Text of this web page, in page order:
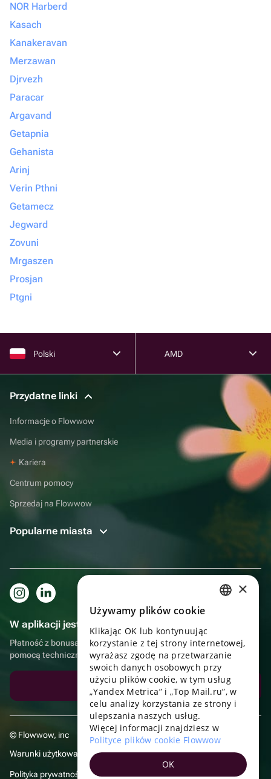
NOR Harberd
Kasach
Kanakeravan
Merzawan
Djrvezh
Paracar
Argavand
Getapnia
Gehanista
Arinj
Verin Pthni
Getamecz
Jegward
Zovuni
Mrgaszen
Prosjan
Ptgni
Polski AMD
Przydatne linki
Informacje o Flowwow
Media i programy partnerskie
Kariera
Centrum pomocy
Sprzedaj na Flowwow
Popularne miasta
W aplikacji jest to jeszcze wygodniejsze!
Płatność z bonusami, samodzielna dostawa, wygodny czat z
pomocą techniczną
Pobierz aplikację
© Flowwow, inc
Warunki użytkowania
Polityka prywatności
UKRAINIAN
PORTUGUESE
SPANISH
TURKISH
×
Używamy plików cookie
Klikając OK lub kontynuując
korzystanie z tej strony internetowej,
wyrażasz zgodę na przetwarzanie
swoich danych osobowych przy
użyciu plików cookie, w tym usług
„Yandex Metrica” i „Top Mail.ru”, w
celu analizy korzystania ze strony i
ulepszania naszych usług.
Więcej informacji znajdziesz w
Polityce plików cookie Flowwow
OK